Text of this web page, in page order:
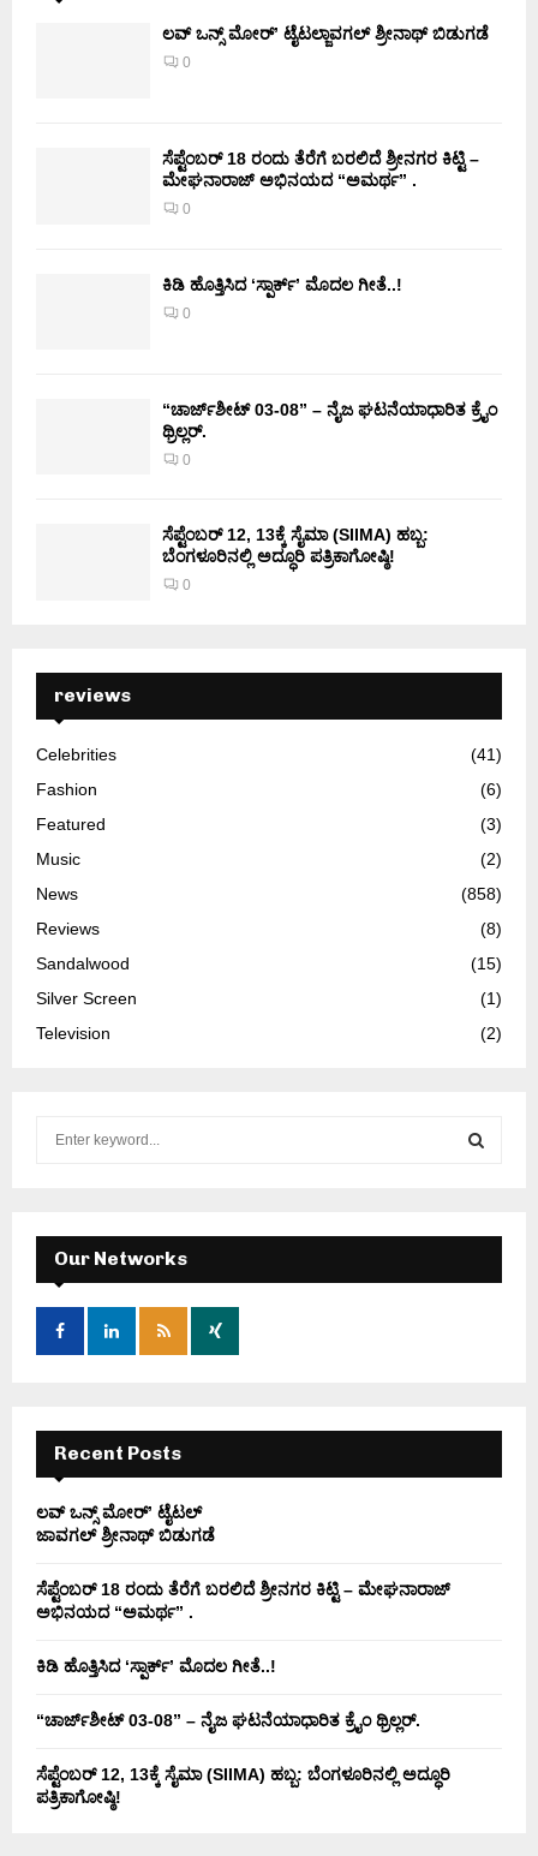
ಲವ್ ಒನ್ಸ್ ಮೋರ್’ ಟೈಟಲ್ಜಾವಗಲ್ ಶ್ರೀನಾಥ್ ಬಿಡುಗಡೆ
0
ಸೆಪ್ಟೆಂಬರ್ 18 ರಂದು ತೆರೆಗೆ ಬರಲಿದೆ ಶ್ರೀನಗರ ಕಿಟ್ಟಿ –
ಮೇಘನಾರಾಜ್ ಅಭಿನಯದ “ಅಮರ್ಥ” .
0
ಕಿಡಿ‌‌ ಹೊತ್ತಿಸಿದ ‘ಸ್ಪಾರ್ಕ್’ ಮೊದಲ‌ ಗೀತೆ..!
0
“ಚಾರ್ಜ್‌ಶೀಟ್ 03-08” – ನೈಜ ಘಟನೆಯಾಧಾರಿತ ಕ್ರೈಂ
ಥ್ರಿಲ್ಲರ್.
0
ಸೆಪ್ಟೆಂಬರ್ 12, 13ಕ್ಕೆ ಸೈಮಾ (SIIMA) ಹಬ್ಬ:
ಬೆಂಗಳೂರಿನಲ್ಲಿ ಅದ್ಧೂರಿ ಪತ್ರಿಕಾಗೋಷ್ಠಿ!
0
reviews
Celebrities
(41)
Fashion
(6)
Featured
(3)
Music
(2)
News
(858)
Reviews
(8)
Sandalwood
(15)
Silver Screen
(1)
Television
(2)
f
o
:
E
A
H
Our Networks
Recent Posts
ಲವ್ ಒನ್ಸ್ ಮೋರ್’ ಟೈಟಲ್
ಜಾವಗಲ್ ಶ್ರೀನಾಥ್ ಬಿಡುಗಡೆ
ಸೆಪ್ಟೆಂಬರ್ 18 ರಂದು ತೆರೆಗೆ ಬರಲಿದೆ ಶ್ರೀನಗರ ಕಿಟ್ಟಿ – ಮೇಘನಾರಾಜ್
ಅಭಿನಯದ “ಅಮರ್ಥ” .
ಕಿಡಿ‌‌ ಹೊತ್ತಿಸಿದ ‘ಸ್ಪಾರ್ಕ್’ ಮೊದಲ‌ ಗೀತೆ..!
“ಚಾರ್ಜ್‌ಶೀಟ್ 03-08” – ನೈಜ ಘಟನೆಯಾಧಾರಿತ ಕ್ರೈಂ ಥ್ರಿಲ್ಲರ್.
ಸೆಪ್ಟೆಂಬರ್ 12, 13ಕ್ಕೆ ಸೈಮಾ (SIIMA) ಹಬ್ಬ: ಬೆಂಗಳೂರಿನಲ್ಲಿ ಅದ್ಧೂರಿ
ಪತ್ರಿಕಾಗೋಷ್ಠಿ!